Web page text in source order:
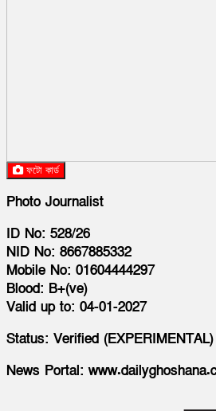
ফটো কার্ড
Photo Journalist
ID No: 528/26
NID No: 8667885332
Mobile No: 01604444297
Blood: B+(ve)
Valid up to: 04-01-2027
Status: Verified (EXPERIMENTAL)
News Portal: